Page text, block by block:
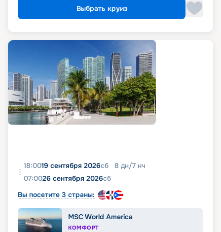
Выбрать круиз
18:0019 сентября 2026сб 8 дн/7 нч
07:0026 сентября 2026сб
Вы посетите 3 страны:
MSC World America
КОМФОРТ